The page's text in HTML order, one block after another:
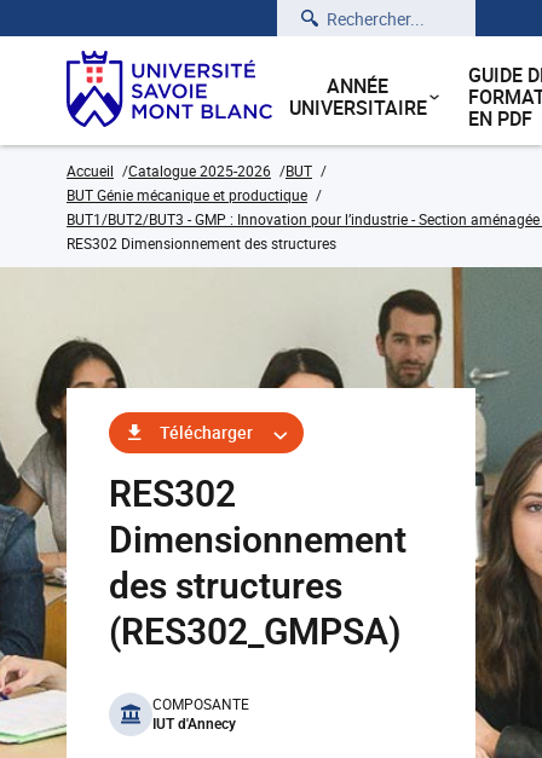
Rechercher
ANNÉE
UNIVERSITAIRE
GUIDE
EN PDF
Accueil Catalogue 2025-2026
BUT
BUT Génie mécanique et productique
BUT1/BUT2/BUT3 - GMP : Innovation pour l’industrie - Section
RES302 Dimensionnement des structures
Télécharger
RES302
Dimensionnement
des structures
(RES302_GMPSA)
benefits
COMPOSANTE
IUT d'Annecy